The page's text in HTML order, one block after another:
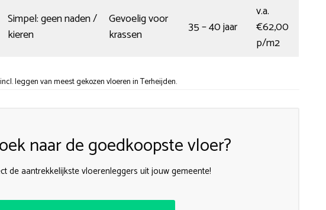
Simpel: geen naden /
kieren
Gevoelig voor
krassen
35 – 40 jaar
v.a.
€62,00
p/m2
leggen van meest gekozen vloeren in Terheijden.
naar de goedkoopste vloer?
de aantrekkelijkste vloerenleggers uit jouw gemeente!